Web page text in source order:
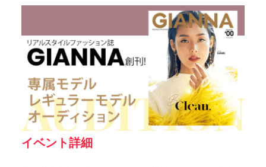
イベント詳細